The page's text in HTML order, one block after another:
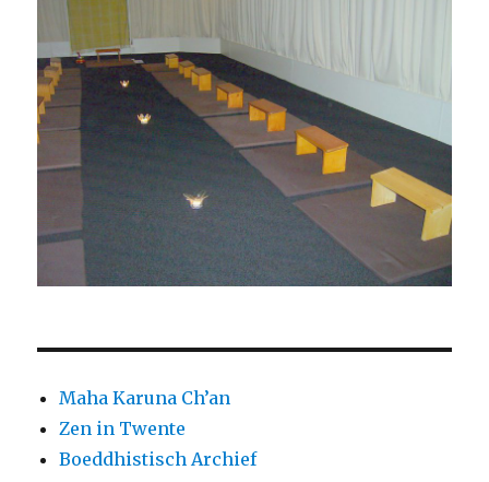
Maha Karuna Ch’an
Zen in Twente
Boeddhistisch Archief